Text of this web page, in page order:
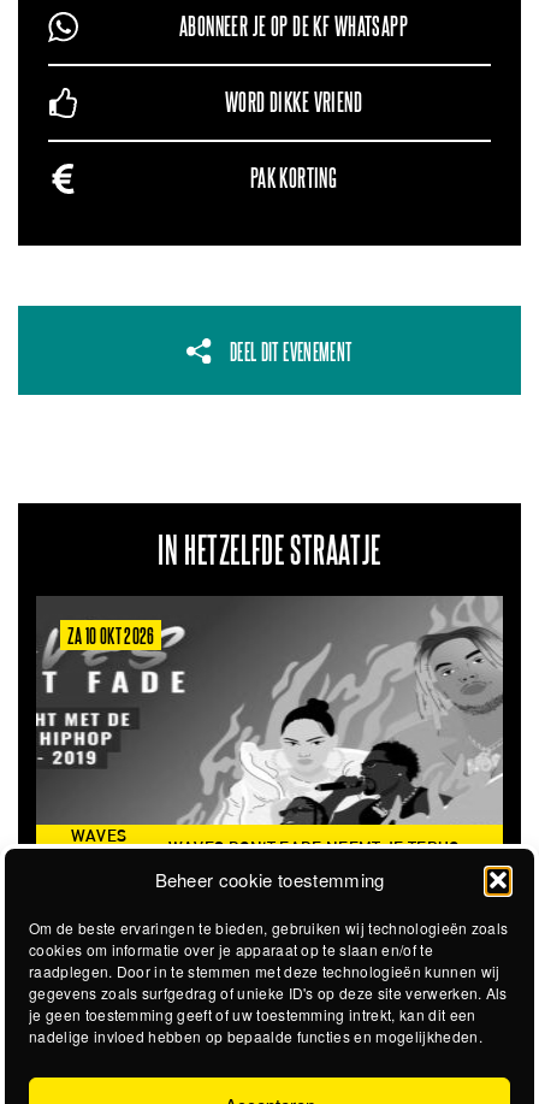
Beheer cookie toestemming
Om de beste ervaringen te bieden, gebruiken wij technologieën zoals
cookies om informatie over je apparaat op te slaan en/of te
raadplegen. Door in te stemmen met deze technologieën kunnen wij
gegevens zoals surfgedrag of unieke ID's op deze site verwerken. Als
je geen toestemming geeft of uw toestemming intrekt, kan dit een
nadelige invloed hebben op bepaalde functies en mogelijkheden.
ABONNEER JE OP DE KF WHATSAPP
WORD DIKKE VRIEND
PAK KORTING
DEEL DIT EVENEMENT
IN HETZELFDE STRAATJE
ZA 10 OKT 2026
WAVES
WAVES DON'T FADE NEEMT JE TERUG
NAAR DE ICONISCHE ZOMER VAN 2016